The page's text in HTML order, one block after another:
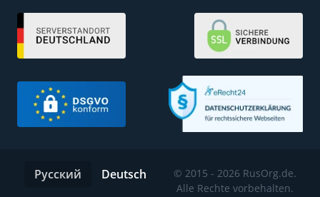
© 2015 - 2026 RusOrg.de.
Alle Rechte vorbehalten.
Русский Deutsch